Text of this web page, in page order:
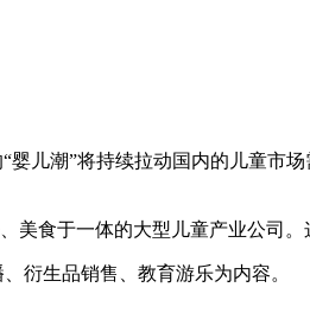
“婴儿潮”将持续拉动国内的儿童市
食于一体的大型儿童产业公司
衍生品销售、教育游乐为内容。